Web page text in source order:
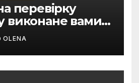
перевірку
виконане вами
OLENA